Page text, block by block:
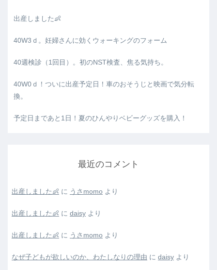
出産しました👶
40W3ｄ。妊婦さんに効くウォーキングのフォーム
40週検診（1回目）。初のNST検査、焦る気持ち。
40W0ｄ！ついに出産予定日！車のおそうじと映画で気分転
換。
予定日まであと1日！夏のひんやりベビーグッズを購入！
最近のコメント
出産しました👶 に うさmomo より
出産しました👶 に daisy より
出産しました👶 に うさmomo より
なぜ子どもが欲しいのか、わたしなりの理由 に daisy より